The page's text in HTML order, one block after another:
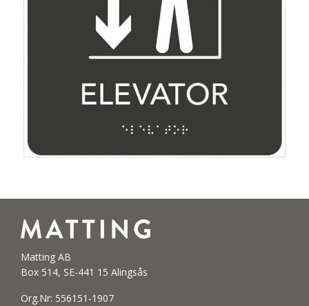
Matting AB
Box 514, SE-441 15 Alingsås
Org.Nr: 556151-1907